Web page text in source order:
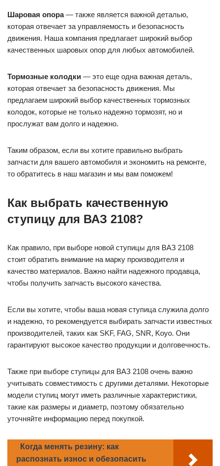
Шаровая опора— также является важной деталью,
которая отвечает за управляемость и безопасность
движения. Наша компания предлагает широкий выбор
качественных шаровых опор для любых автомобилей.
Тормозные колодки — это еще одна важная деталь,
которая отвечает за безопасность движения. Мы
предлагаем широкий выбор качественных тормозных
колодок, которые не только надежно тормозят, но и
прослужат вам долго и надежно.
Таким образом, если вы хотите правильно выбрать
запчасти для вашего автомобиля и экономить на ремонте,
то обратитесь в наш магазин и мы вам поможем!
Как выбрать качественную
ступицу для ВАЗ 2108?
Как правило, при выборе новой ступицы для ВАЗ 2108
стоит обратить внимание на марку производителя и
качество материалов. Важно найти надежного продавца,
чтобы получить запчасть высокого качества.
Если вы хотите, чтобы ваша новая ступица служила долго
и надежно, то рекомендуется выбирать запчасти известных
производителей, таких как SKF, FAG, SNR, Koyo. Они
гарантируют высокое качество продукции и долговечность.
Также при выборе ступицы для ВАЗ 2108 очень важно
учитывать совместимость с другими деталями. Некоторые
модели ступиц могут иметь различные характеристики,
такие как размеры и диаметр, поэтому обязательно
уточняйте информацию перед покупкой.
Когда менять резину: как
распознать износ и обезопасить